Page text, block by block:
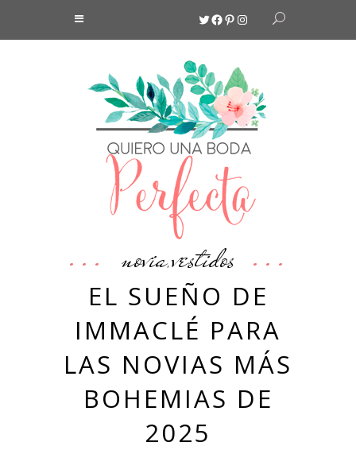
Twitter
Facebook
Pinterest
Instagram
novia,vestidos
EL SUEÑO DE
IMMACLÉ PARA
LAS NOVIAS MÁS
BOHEMIAS DE
2025